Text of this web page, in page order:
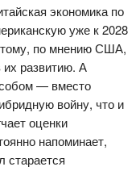
экономика по
уже к 2028
по мнению США,
их развитию. А
— вместо
войну, что и
оценки
напоминает,
старается